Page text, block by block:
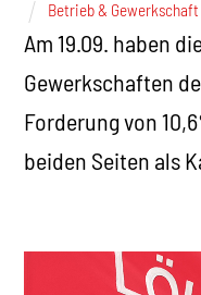
Betrieb & Gewerkschaft
Am 19.09. haben
Gewerkschaften
Forderung von
beiden Seiten als